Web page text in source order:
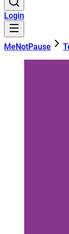
Login
MeNotPause